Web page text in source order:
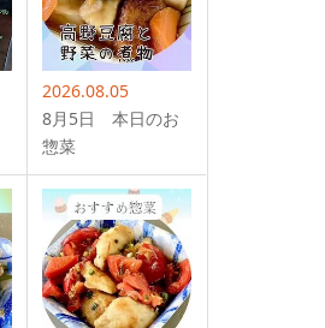
2026.08.05
8月5日 本日のお
惣菜